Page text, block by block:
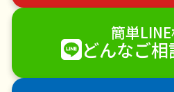
DIY・日曜大工
ハ
雪かき・雪下ろし
襖（ふすま）の張替え
害獣駆除
防草シート
簡単
どんなご相